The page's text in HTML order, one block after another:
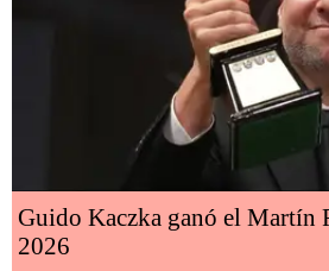
Guido Kaczka ganó el Martín
2026